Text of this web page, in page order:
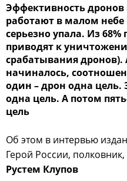
Эффективность дронов
работают в малом небе
серьезно упала. Из
приводят к
срабатывания дронов).
начиналось,
один – дрон одна цель.
одна цель. А потом
цель
Об этом в интервью
Герой России,
Рустем Клупов